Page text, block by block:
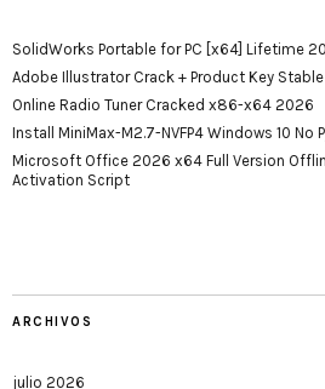
SolidWorks Portable for PC [x64] Lifetime
Adobe Illustrator Crack + Product Key
Online Radio Tuner Cracked x86-x64 2026
Install MiniMax-M2.7-NVFP4 Windows 10 No
Microsoft Office 2026 x64 Full Version
Activation Script
ARCHIVOS
julio 2026